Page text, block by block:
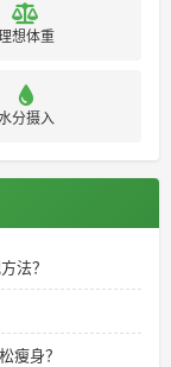
想体重
分摄入
法？
瘦身？